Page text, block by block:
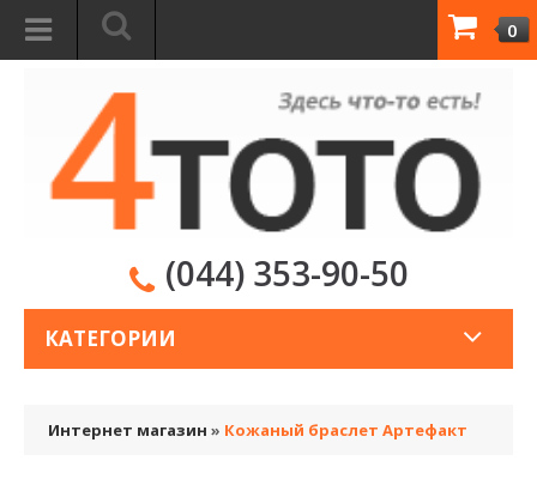
0
(044) 353-90-50
КАТЕГОРИИ
Интернет магазин » Кожаный браслет Артефакт